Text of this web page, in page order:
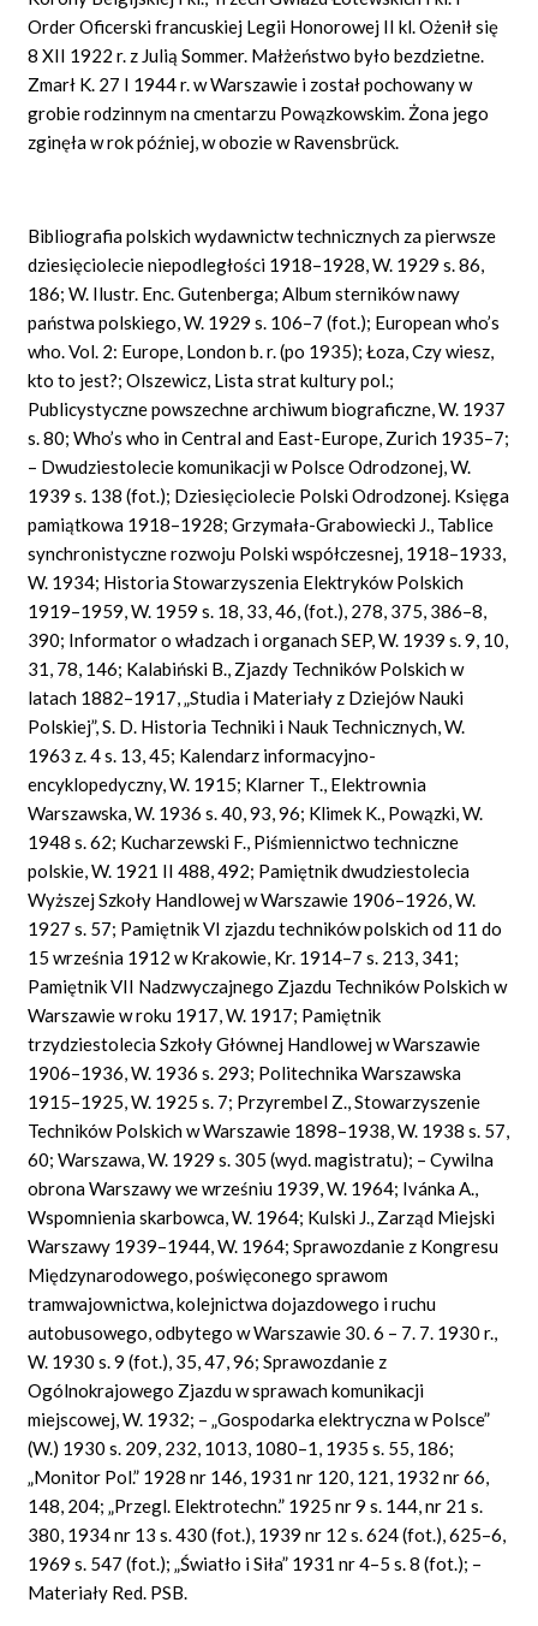
Order Oficerski francuskiej Legii Honorowej II kl. Ożenił się
8 XII 1922 r. z Julią Sommer. Małżeństwo było bezdzietne.
Zmarł K. 27 I 1944 r. w Warszawie i został pochowany w
grobie rodzinnym na cmentarzu Powązkowskim. Żona jego
zginęła w rok później, w obozie w Ravensbrück.
Bibliografia polskich wydawnictw technicznych za pierwsze
dziesięciolecie niepodległości 1918–1928, W. 1929 s. 86,
186; W. Ilustr. Enc. Gutenberga; Album sterników nawy
państwa polskiego, W. 1929 s. 106–7 (fot.); European who’s
who. Vol. 2: Europe, London b. r. (po 1935); Łoza, Czy wiesz,
kto to jest?; Olszewicz, Lista strat kultury pol.;
Publicystyczne powszechne archiwum biograficzne, W. 1937
s. 80; Who’s who in Central and East-Europe, Zurich 1935–7;
– Dwudziestolecie komunikacji w Polsce Odrodzonej, W.
1939 s. 138 (fot.); Dziesięciolecie Polski Odrodzonej. Księga
pamiątkowa 1918–1928; Grzymała-Grabowiecki J., Tablice
synchronistyczne rozwoju Polski współczesnej, 1918–1933,
W. 1934; Historia Stowarzyszenia Elektryków Polskich
1919–1959, W. 1959 s. 18, 33, 46, (fot.), 278, 375, 386–8,
390; Informator o władzach i organach SEP, W. 1939 s. 9, 10,
31, 78, 146; Kalabiński B., Zjazdy Techników Polskich w
latach 1882–1917, „Studia i Materiały z Dziejów Nauki
Polskiej”, S. D. Historia Techniki i Nauk Technicznych, W.
1963 z. 4 s. 13, 45; Kalendarz informacyjno-
encyklopedyczny, W. 1915; Klarner T., Elektrownia
Warszawska, W. 1936 s. 40, 93, 96; Klimek K., Powązki, W.
1948 s. 62; Kucharzewski F., Piśmiennictwo techniczne
polskie, W. 1921 II 488, 492; Pamiętnik dwudziestolecia
Wyższej Szkoły Handlowej w Warszawie 1906–1926, W.
1927 s. 57; Pamiętnik VI zjazdu techników polskich od 11 do
15 września 1912 w Krakowie, Kr. 1914–7 s. 213, 341;
Pamiętnik VII Nadzwyczajnego Zjazdu Techników Polskich w
Warszawie w roku 1917, W. 1917; Pamiętnik
trzydziestolecia Szkoły Głównej Handlowej w Warszawie
1906–1936, W. 1936 s. 293; Politechnika Warszawska
1915–1925, W. 1925 s. 7; Przyrembel Z., Stowarzyszenie
Techników Polskich w Warszawie 1898–1938, W. 1938 s. 57,
60; Warszawa, W. 1929 s. 305 (wyd. magistratu); – Cywilna
obrona Warszawy we wrześniu 1939, W. 1964; Ivánka A.,
Wspomnienia skarbowca, W. 1964; Kulski J., Zarząd Miejski
Warszawy 1939–1944, W. 1964; Sprawozdanie z Kongresu
Międzynarodowego, poświęconego sprawom
tramwajownictwa, kolejnictwa dojazdowego i ruchu
autobusowego, odbytego w Warszawie 30. 6 – 7. 7. 1930 r.,
W. 1930 s. 9 (fot.), 35, 47, 96; Sprawozdanie z
Ogólnokrajowego Zjazdu w sprawach komunikacji
miejscowej, W. 1932; – „Gospodarka elektryczna w Polsce”
(W.) 1930 s. 209, 232, 1013, 1080–1, 1935 s. 55, 186;
„Monitor Pol.” 1928 nr 146, 1931 nr 120, 121, 1932 nr 66,
148, 204; „Przegl. Elektrotechn.” 1925 nr 9 s. 144, nr 21 s.
380, 1934 nr 13 s. 430 (fot.), 1939 nr 12 s. 624 (fot.), 625–6,
1969 s. 547 (fot.); „Światło i Siła” 1931 nr 4–5 s. 8 (fot.); –
Materiały Red. PSB.